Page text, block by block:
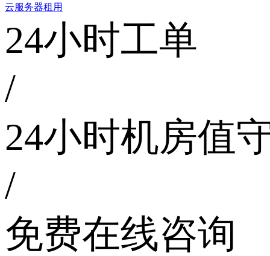
云服务器租用
24小时工单
/
24小时机房值
/
免费在线咨询